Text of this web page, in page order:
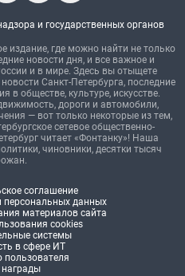
и государственных органов
издание, где можно найти не только
новости дня, и все важное и
и в мире. Здесь вы отыщете
Санкт-Петербурга, последние
в обществе, культуре, искусстве.
дороги и автомобили,
— вот только некоторые из тем,
сетевое общественно-
читает «Фонтанку»! Наша
чиновники, десятки тысяч
соглашение
персональных данных
материалов сайта
cookies
системы
в сфере ИТ
пользователя